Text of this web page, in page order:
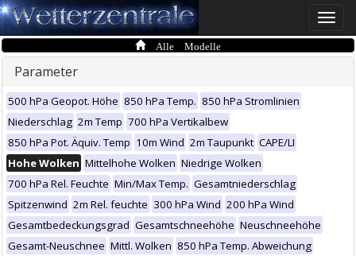
Toggle
Alle Modelle
Parameter
500 hPa Geopot. Höhe 850 hPa Temp. 850 hPa Stromlinien
Niederschlag 2m Temp 700 hPa Vertikalbew
850 hPa Pot. Äquiv. Temp 10m Wind 2m Taupunkt CAPE/LI
Hohe Wolken Mittelhohe Wolken Niedrige Wolken
700 hPa Rel. Feuchte Min/Max Temp. Gesamtniederschlag
Spitzenwind 2m Rel. feuchte 300 hPa Wind 200 hPa Wind
Gesamtbedeckungsgrad Gesamtschneehöhe Neuschneehöhe
Gesamt-Neuschnee Mittl. Wolken 850 hPa Temp. Abweichung